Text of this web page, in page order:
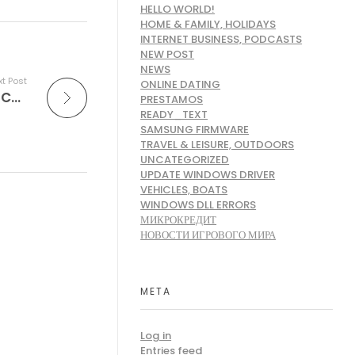
Post
MuslimMarriage: A Free Application That Connects Muslim Singles Internationally Centered On Being Compatible
HELLO WORLD!
HOME & FAMILY, HOLIDAYS
INTERNET BUSINESS, PODCASTS
NEW POST
NEWS
ONLINE DATING
PRESTAMOS
READY_TEXT
SAMSUNG FIRMWARE
TRAVEL & LEISURE, OUTDOORS
UNCATEGORIZED
UPDATE WINDOWS DRIVER
VEHICLES, BOATS
WINDOWS DLL ERRORS
МИКРОКРЕДИТ
НОВОСТИ ИГРОВОГО МИРА
META
Log in
Entries feed